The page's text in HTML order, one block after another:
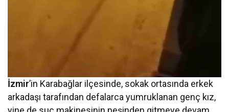
İzmir’in Karabağlar ilçesinde, sokak ortasında erkek
arkadaşı tarafından defalarca yumruklanan genç kız,